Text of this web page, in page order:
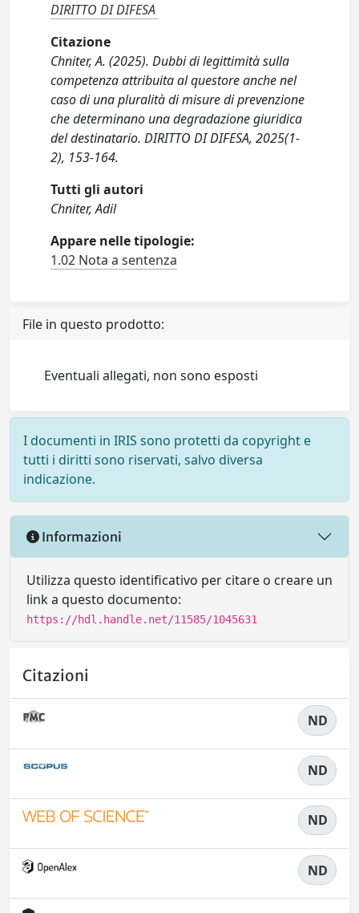
DIRITTO DI DIFESA
Citazione
Chniter, A. (2025). Dubbi di legittimità sulla
competenza attribuita al questore anche nel
caso di una pluralità di misure di prevenzione
che determinano una degradazione giuridica
del destinatario. DIRITTO DI DIFESA, 2025(1-
2), 153-164.
Tutti gli autori
Chniter, Adil
Appare nelle tipologie:
1.02 Nota a sentenza
File in questo prodotto:
Eventuali allegati, non sono esposti
I documenti in IRIS sono protetti da copyright e
tutti i diritti sono riservati, salvo diversa
indicazione.
Informazioni
Utilizza questo identificativo per citare o creare un
link a questo documento:
https://hdl.handle.net/11585/1045631
Citazioni
ND
ND
ND
ND